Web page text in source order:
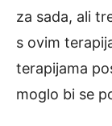
za sada, ali
s ovim
terapijama
moglo bi se